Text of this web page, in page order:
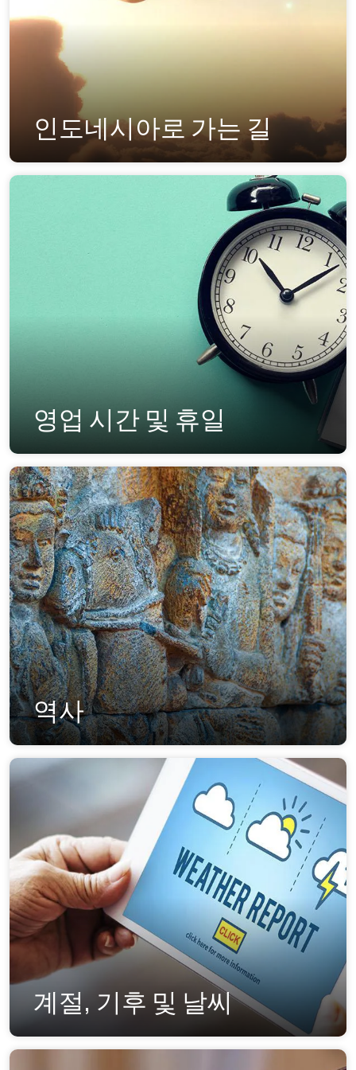
인도네시아로 가는 길
영업 시간 및 휴일
역사
계절, 기후 및 날씨